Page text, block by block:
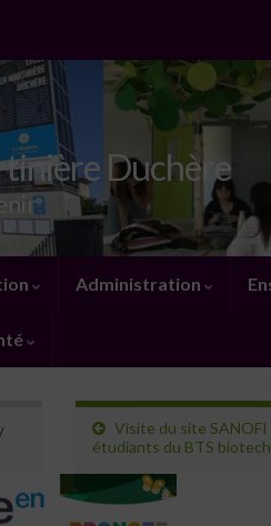
Duchère
Administration
Visite du site SANOFI
étudiants du BTS
JUIN